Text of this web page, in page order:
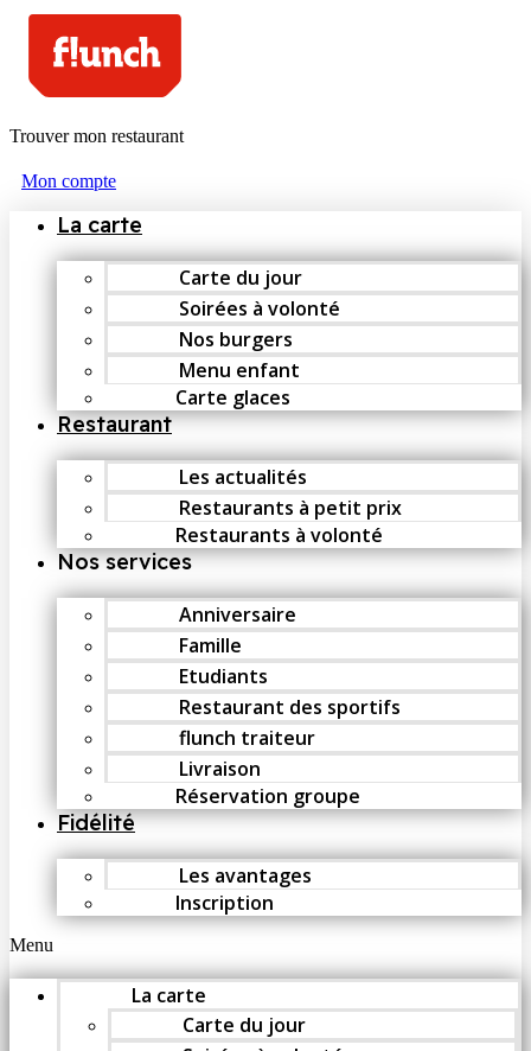
Trouver mon restaurant
Mon compte
La carte
Carte du jour
Soirées à volonté
Nos burgers
Menu enfant
Carte glaces
Restaurant
Les actualités
Restaurants à petit prix
Restaurants à volonté
Nos services
Anniversaire
Famille
Etudiants
Restaurant des sportifs
flunch traiteur
Livraison
Réservation groupe
Fidélité
Les avantages
Inscription
Menu
La carte
Carte du jour